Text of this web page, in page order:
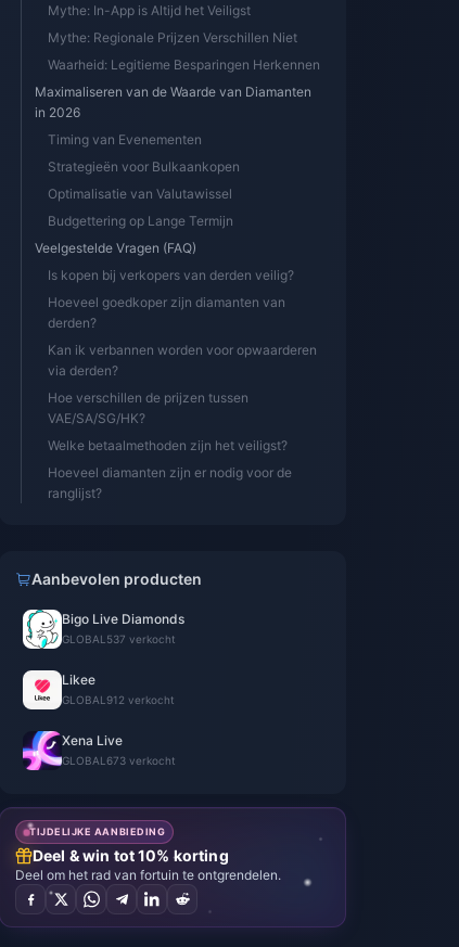
Mythe: In-App is Altijd het Veiligst
Mythe: Regionale Prijzen Verschillen Niet
Waarheid: Legitieme Besparingen Herkennen
Maximaliseren van de Waarde van Diamanten
in 2026
Timing van Evenementen
Strategieën voor Bulkaankopen
Optimalisatie van Valutawissel
Budgettering op Lange Termijn
Veelgestelde Vragen (FAQ)
Is kopen bij verkopers van derden veilig?
Hoeveel goedkoper zijn diamanten van
derden?
Kan ik verbannen worden voor opwaarderen
via derden?
Hoe verschillen de prijzen tussen
VAE/SA/SG/HK?
Welke betaalmethoden zijn het veiligst?
Hoeveel diamanten zijn er nodig voor de
ranglijst?
Aanbevolen producten
Bigo Live Diamonds
GLOBAL 537 verkocht
Likee
GLOBAL 912 verkocht
Xena Live
GLOBAL 673 verkocht
TIJDELIJKE AANBIEDING
Deel & win tot 10% korting
Deel om het rad van fortuin te ontgrendelen.